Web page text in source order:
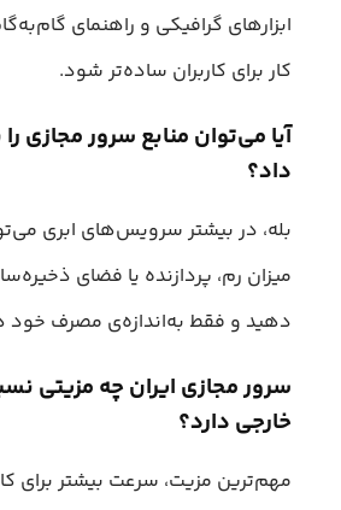
ابزارهای گرافیکی و راهنمای
کار برای کاربران ساده‌تر شود.
آیا می‌توان منابع سرور مجازی
داد؟
بله، در بیشتر سرویس‌های ابری
میزان رم، پردازنده یا فضای
دهید و فقط به‌اندازه‌ی مصرف خود
سرور مجازی ایران چه مزیتی
خارجی دارد؟
مهم‌ترین مزیت، سرعت بیشتر برای